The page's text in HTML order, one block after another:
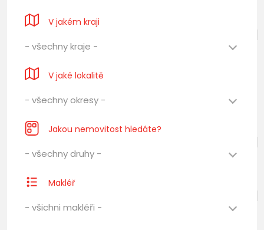
V jakém kraji
- všechny kraje -
V jaké lokalitě
- všechny okresy -
Jakou nemovitost hledáte?
- všechny druhy -
Makléř
- všichni makléři -